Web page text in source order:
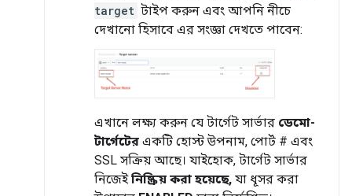
target টাইপ করুন এবং আপনি নীচে
দেখানো হিসাবে এর সংজ্ঞা দেখতে পাবেন:
এখানে লক্ষ্য করুন যে টার্গেট সার্ভার ডেমো-
টার্গেটের একটি হোস্ট উপনাম, পোর্ট # এবং
SSL সক্রিয় আছে। যাইহোক, টার্গেট সার্ভার
নিজেইনিষ্ক্রিয় করা হয়েছে, যা ধূসর করা